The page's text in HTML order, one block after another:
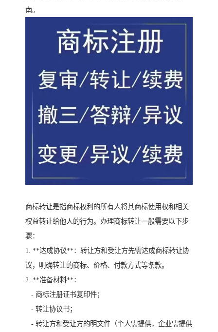
南。
商标转让是指商标权利的所有人将其商标使用权和相关
权益转让给他人的行为。办理商标转让一般需要以下步
骤：
1. **达成协议**：转让方和受让方先需达成商标转让协
议，明确转让的商标、价格、付款方式等条款。
2. **准备材料**：
- 商标注册证书复印件；
- 转让协议书；
- 转让方和受让方的明文件（个人需提供，企业需提供